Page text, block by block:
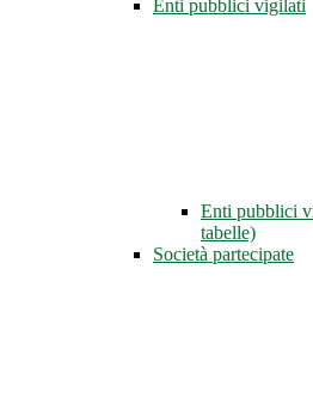
Enti pubblici vigilati
Enti pubblici
tabelle)
Società partecipate